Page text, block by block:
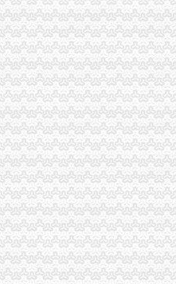
造黄金周和谐市场
手狠抓国庆期间安全稳定工作
进院坝多形式培训农村经纪人
办一般纳税人场监管
税人确保国庆节市场稳定
大练活动
展行政执法综合网络平台应用培训
息系统操作培训会圆满召开
税促国庆节日和亚太市长峰会详和安全
人旅游黄金周市场安全工作
建综合执法平台
施确保秋粮收购秩序稳定
认定标准为民排忧解难
好国庆节期间安全稳定工作
税人公司条件大力扶持农村经济发展
安全整确保峰会稳定
工商员